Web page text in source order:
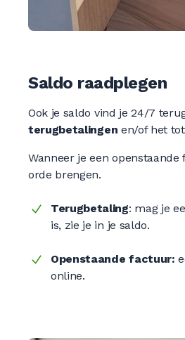
Saldo raadplegen
Ook je saldo vind je 24/7
terugbetalingen en/of het
Wanneer je een
orde brengen.
Terugbetaling: mag je
is, zie je in je saldo.
Openstaande factuur:
online.